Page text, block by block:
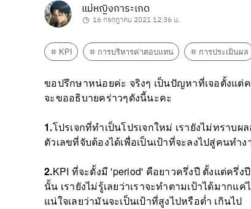
แม่หญิงการะเกด
16 กรกฎาคม 2021 12:36 น.
KPI การบริหารค่าตอบแทน การประเมินผล
ขอปรึกษาหน่อยค่ะ จริงๆ เป็นปัญหาที่เจอตั้งแต่
จะขออธิบายคร่าวๆดังนี้นะคะ
1.โปรเจกที่ทำเป็นโปรเจกใหม่ เรายังไม่ทรา
ตัวเลขที่จับต้องได้เพื่อเป็นเป้าที่จะลงไปสู่คนทำ
2.KPI ที่จะตั้งมี 'period' คือยาวครึ่งปี ตั้งแต่ครึ่
นั้น เรายังไม่รู้เลยว่าเราจะทำตามเป้าได้มากแ
แน่ใจเลยว่ามันจะเป็นเป้าที่สูงไปหรือต่ำ เกินไป